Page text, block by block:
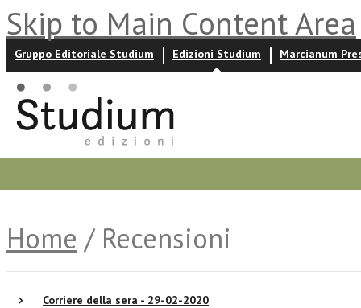
Skip to Main Content Area
Gruppo Editoriale Studium Edizioni Studium Marcianum
Home / Recensioni
Corriere della sera - 29-02-2020